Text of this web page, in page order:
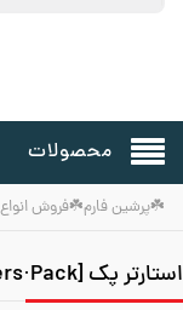
محصولات
☘️پرشین فارم☘️فروش انواع
استارتر پک [Starters·Pack]